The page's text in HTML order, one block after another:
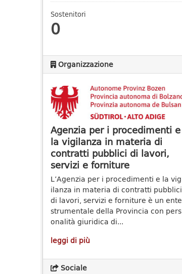
Sostenitori
0
Organizzazione
Agenzia per i procedimenti e
la vigilanza in materia di
contratti pubblici di lavori,
servizi e forniture
L’Agenzia per i procedimenti e la vig
ilanza in materia di contratti pubblici
di lavori, servizi e forniture è un ente
strumentale della Provincia con pers
onalità giuridica di...
leggi di più
Sociale